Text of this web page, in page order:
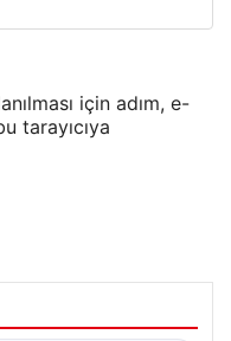
için adım, e-
tarayıcıya